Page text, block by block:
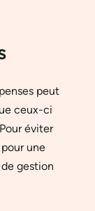
peut
ceux-ci
éviter
une
gestion